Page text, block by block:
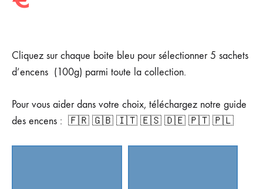
Cliquez sur chaque boite bleu pour sélectionner 5 sachets
d’encens (100g) parmi toute la collection.
Pour vous aider dans votre choix, téléchargez notre guide
des encens : 🇫🇷 🇬🇧 🇮🇹 🇪🇸 🇩🇪 🇵🇹 🇵🇱